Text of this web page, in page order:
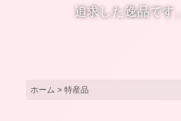
追求した逸品です。
ホーム > 特産品